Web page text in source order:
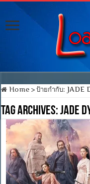
Home > ป้ายกำกับ:JADE
Tag Archives:JADE